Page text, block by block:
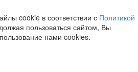
cookie в соответствии с Политикой
пользоваться сайтом, Вы
нами cookies.